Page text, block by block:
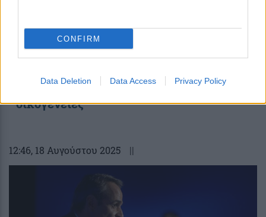
CONFIRM
Data Deletion Data Access Privacy Policy
Μαρινάκης: Παροχές 1,5 δισ. θα
ανακοινωθούν στη ΔΕΘ – Προτεραιότητα
σε μεσαία τάξη, συνταξιούχους και
οικογένειες
12:46, 18 Αυγούστου 2025 ||